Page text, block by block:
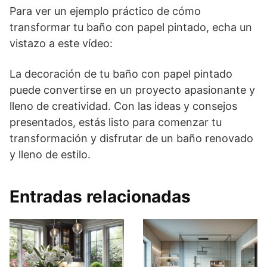
Para ver un ejemplo práctico de cómo
transformar tu baño con papel pintado, echa un
vistazo a este vídeo:
La decoración de tu baño con papel pintado
puede convertirse en un proyecto apasionante y
lleno de creatividad. Con las ideas y consejos
presentados, estás listo para comenzar tu
transformación y disfrutar de un baño renovado
y lleno de estilo.
Entradas relacionadas